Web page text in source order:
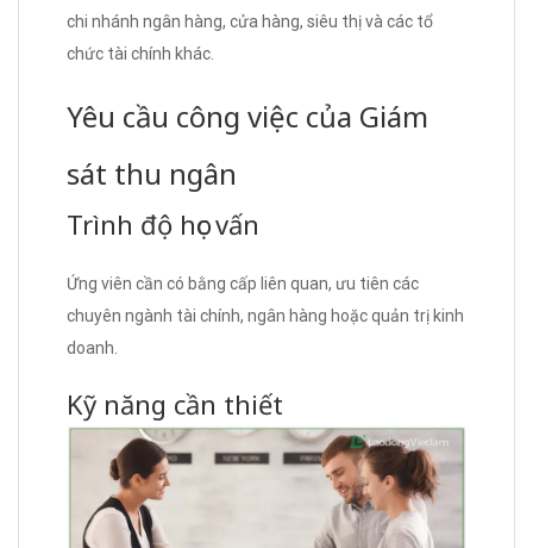
chi nhánh ngân hàng, cửa hàng, siêu thị và các tổ
chức tài chính khác.
Yêu cầu công việc của Giám
sát thu ngân
Trình độ học vấn
Ứng viên cần có bằng cấp liên quan, ưu tiên các
chuyên ngành tài chính, ngân hàng hoặc quản trị kinh
doanh.
Kỹ năng cần thiết